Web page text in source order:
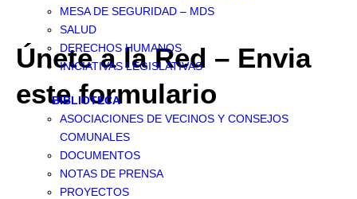
MESA DE SEGURIDAD – MDS
SALUD
DERECHOS HUMANOS
INICIATIVAS LEGISLATIVAS
BIBLIOTECA
ASOCIACIONES DE VECINOS Y CONSEJOS
COMUNALES
DOCUMENTOS
NOTAS DE PRENSA
PROYECTOS
Únete a la Red – Envia
este formulario